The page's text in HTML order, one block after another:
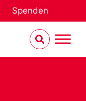
Spenden